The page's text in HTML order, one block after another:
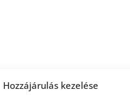
Hozzájárulás kezelése